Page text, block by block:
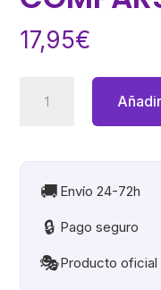
17,95€
ASESINO
COMPARSISTAS
cantidad
🚚 Envío 24-72h
🔒 Pago seguro
🎭Producto oficial